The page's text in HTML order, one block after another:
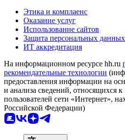
Этика и комплаенс
Оказание услуг
Использование сайтов
Защита персональных данных
ИТ аккредитация
На информационном ресурсе hh.ru
рекомендательные технологии
предоставления информации на
и анализа сведений, относящихся
пользователей сети «Интернет»,
Российской Федерации)